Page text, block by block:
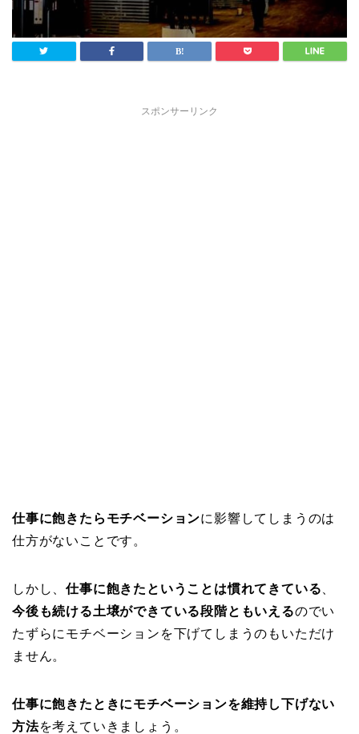
スポンサーリンク
仕事に飽きたらモチベーションに影響してしまうのは
仕方がないことです。
しかし、仕事に飽きたということは慣れてきている
今後も続ける土壌ができている段階ともいえるのでい
たずらにモチベーションを下げてしまうのもいただけ
ません。
仕事に飽きたときにモチベーションを維持し下げない
方法を考えていきましょう。